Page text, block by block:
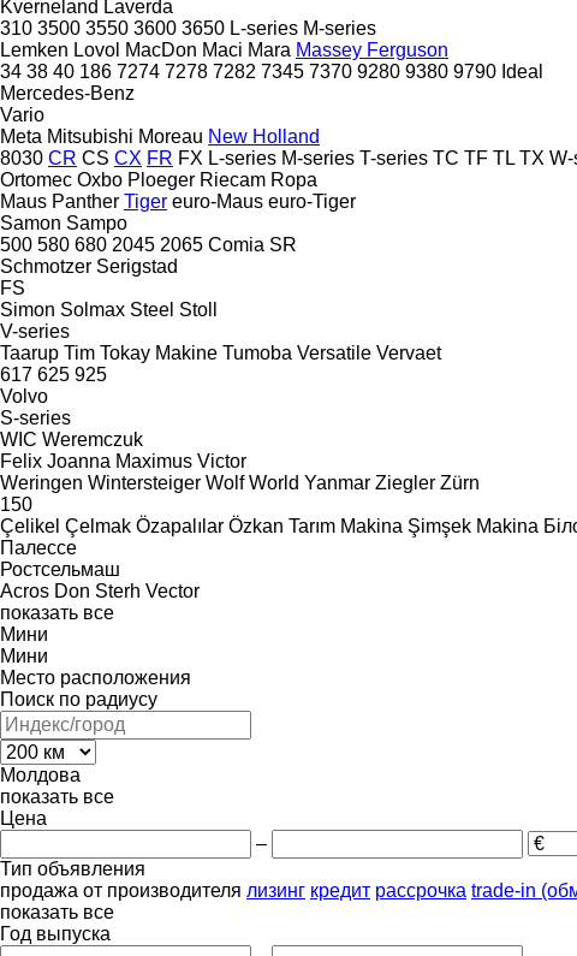
Kverneland Laverda
310 3500 3550 3600 3650 L-series M-series
Lemken Lovol MacDon Maci Mara Massey Ferguson
34 38 40 186 7274 7278 7282 7345 7370 9280 9380 9790 Ideal
Mercedes-Benz
Vario
Meta Mitsubishi Moreau New Holland
8030 CR CS CX FR FX L-series M-series T-series TC TF TL TX
Ortomec Oxbo Ploeger Riecam Ropa
Maus Panther Tiger euro-Maus euro-Tiger
Samon Sampo
500 580 680 2045 2065 Comia SR
Schmotzer Serigstad
FS
Simon Solmax Steel Stoll
V-series
Taarup Tim Tokay Makine Tumoba Versatile Vervaet
617 625 925
Volvo
S-series
WIC Weremczuk
Felix Joanna Maximus Victor
Weringen Wintersteiger Wolf World Yanmar Ziegler Zürn
150
Çelikel Çelmak Özapalılar Özkan Tarım Makina Şimşek Makina
Палессе
Ростсельмаш
Acros Don Sterh Vector
показать все
Мини
Мини
Место расположения
Поиск по радиусу
Молдова
показать все
Цена
–
Тип объявления
продажа от производителя лизинг кредит рассрочка trade-in
показать все
Год выпуска